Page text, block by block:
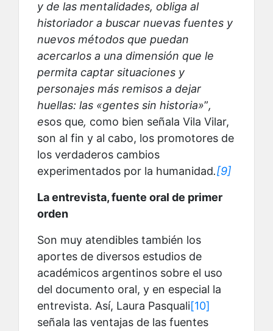
y de las mentalidades, obliga al
historiador a buscar nuevas fuentes y
nuevos métodos que puedan
acercarlos a una dimensión que le
permita captar situaciones y
personajes más remisos a dejar
huellas: las «gentes sin historia»”,
esos que, como bien señala Vila Vilar,
son al fin y al cabo, los promotores de
los verdaderos cambios
experimentados por la humanidad.[9]
La entrevista, fuente oral de primer
orden
Son muy atendibles también los
aportes de diversos estudios de
académicos argentinos sobre el uso
del documento oral, y en especial la
entrevista. Así, Laura Pasquali[10]
señala las ventajas de las fuentes